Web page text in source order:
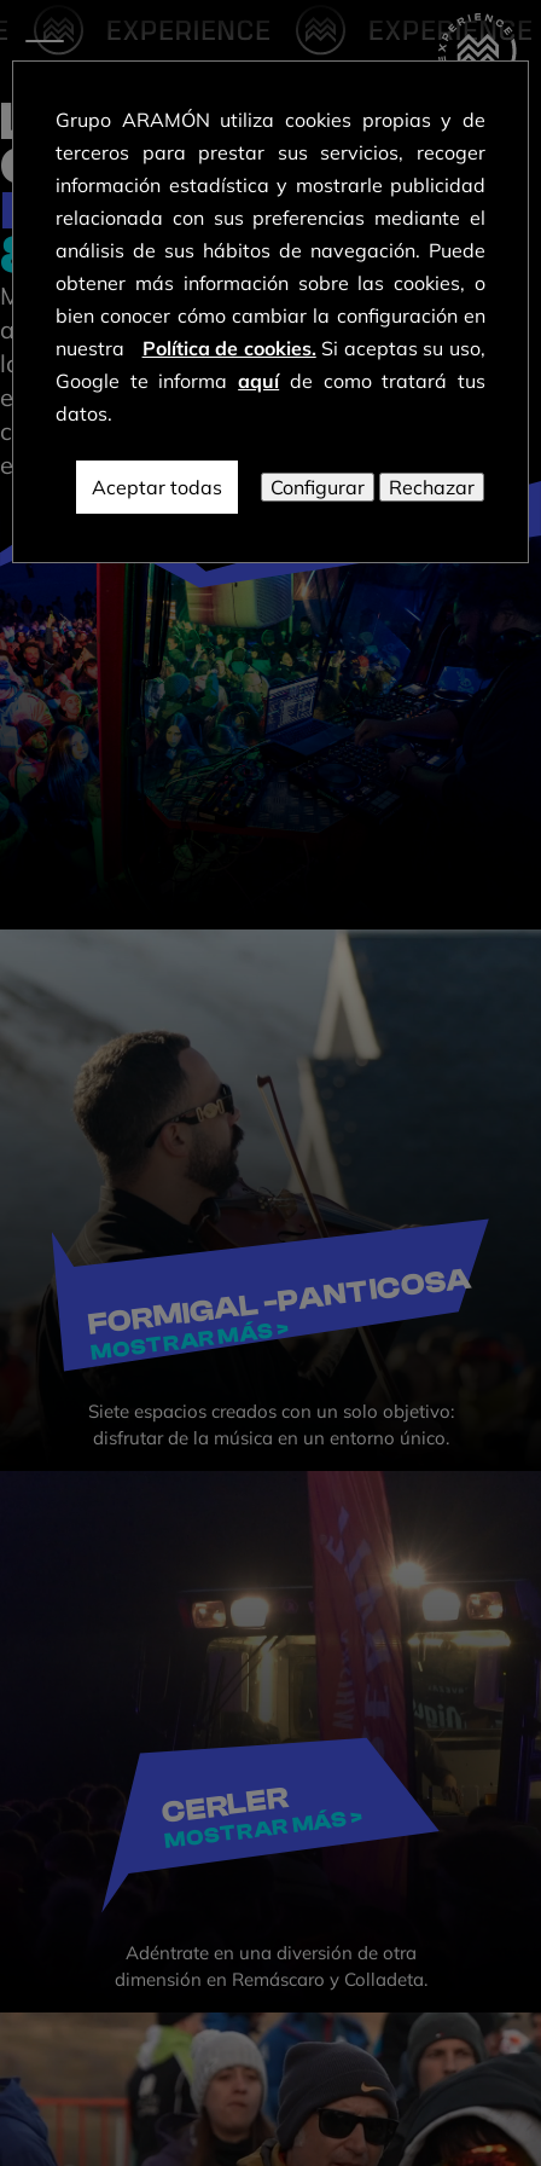
Grupo ARAMÓN utiliza cookies propias y de
terceros para prestar sus servicios, recoger
información estadística y mostrarle publicidad
relacionada con sus preferencias mediante el
análisis de sus hábitos de navegación. Puede
obtener más información sobre las cookies, o
bien conocer cómo cambiar la configuración en
nuestra
Política de cookies.Si aceptas su uso,
Google te informaaquíde como tratará tus
datos.
LA PERFECTA
COMBINACIÓN
DE MÚSICA
& NIEVE
Marchica Experience lleva las vibes del mejor
après-ski de España a diferentes escenarios de
las estaciones del Grupo Aramón. Tres
estaciones, diez escenarios y un propósito muy
claro: ofrecer la programación musical más top
en un entorno único.
FORMIGAL -PANTICOSA
MOSTRAR MÁS >
Siete espacios creados con un solo objetivo:
disfrutar de la música en un entorno único.
CERLER
MOSTRAR MÁS >
Adéntrate en una diversión de otra
dimensión en Remáscaro y Colladeta.